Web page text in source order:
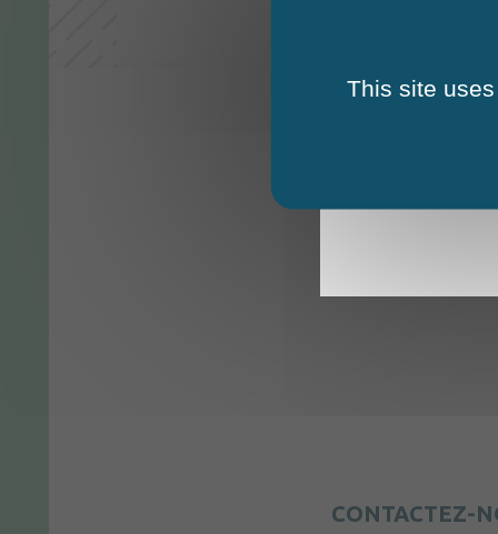
CONTACTEZ-
This site